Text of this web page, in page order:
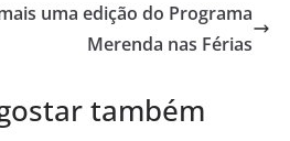
uma edição do Programa
Merenda nas Férias
também